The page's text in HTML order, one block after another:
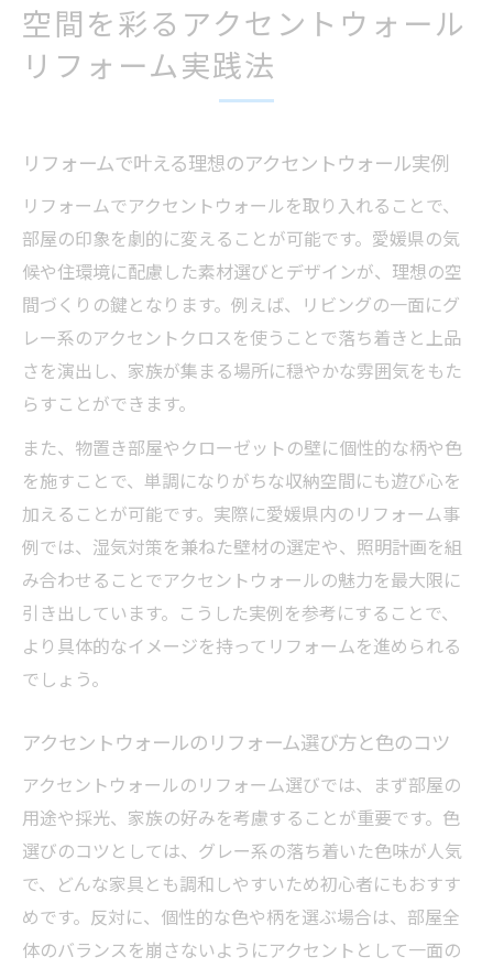
点
アクセントウォールで空間にメリハリを出
ール術
個性派クロスで叶う住まいの雰囲気一新術
リフォームで個性派クロスを選ぶメリット
解説
住まいの雰囲気を一新するリフォームテク
ニック
アクセントクロスリフォーム実践のポイン
ト集
グレー系リフォームで作る落ち着きの空間
演出
リフォームで取り入れる最新クロストレン
ド動向
照明と家具が映える壁リフォームの秘訣を解説
リフォームで照明と家具が映える壁の選び
方
ォーム術
家具とのバランスを考えたリフォーム実践
例
ウォールリフォームでくつろぎ空間を演出
リフォームでアクセント壁に挑戦するポイント
集
空間を彩るアクセントウォール
リフォーム実践法
リフォームで叶える理想のアクセントウォール実例
リフォームでアクセントウォールを取り入れることで、
部屋の印象を劇的に変えることが可能です。愛媛県の気
候や住環境に配慮した素材選びとデザインが、理想の空
間づくりの鍵となります。例えば、リビングの一面にグ
レー系のアクセントクロスを使うことで落ち着きと上品
さを演出し、家族が集まる場所に穏やかな雰囲気をもた
らすことができます。
また、物置き部屋やクローゼットの壁に個性的な柄や色
を施すことで、単調になりがちな収納空間にも遊び心を
加えることが可能です。実際に愛媛県内のリフォーム事
例では、湿気対策を兼ねた壁材の選定や、照明計画を組
み合わせることでアクセントウォールの魅力を最大限に
引き出しています。こうした実例を参考にすることで、
より具体的なイメージを持ってリフォームを進められる
でしょう。
アクセントウォールのリフォーム選び方と色のコツ
アクセントウォールのリフォーム選びでは、まず部屋の
用途や採光、家族の好みを考慮することが重要です。色
選びのコツとしては、グレー系の落ち着いた色味が人気
で、どんな家具とも調和しやすいため初心者にもおすす
めです。反対に、個性的な色や柄を選ぶ場合は、部屋全
体のバランスを崩さないようにアクセントとして一面の